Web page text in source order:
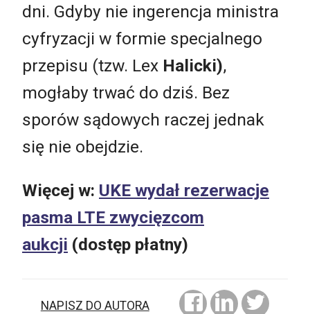
dni. Gdyby nie ingerencja ministra
cyfryzacji w formie specjalnego
przepisu (tzw. Lex Halicki),
mogłaby trwać do dziś. Bez
sporów sądowych raczej jednak
się nie obejdzie.
Więcej w: UKE wydał rezerwacje
pasma LTE zwycięzcom
aukcji (dostęp płatny)
NAPISZ DO AUTORA